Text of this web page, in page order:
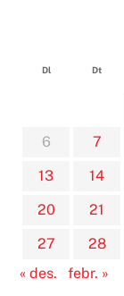
Dl Dt
6
7
13
14
20
21
27
28
« des.
febr. »